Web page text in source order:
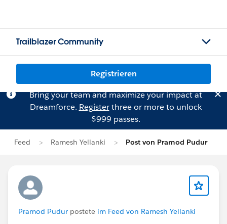
Trailblazer Community
Registrieren
Bring your team and maximize your impact at
Dreamforce. Registerthree or more to unlock
$999 passes.
Feed Ramesh Yellanki Post von Pramod Pudur
Pramod Pudur postete im Feed von Ramesh Yellanki